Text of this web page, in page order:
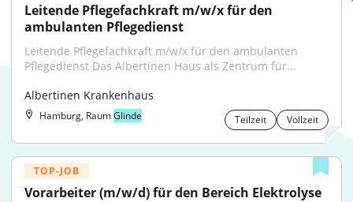
Leitende Pflegefachkraft m/w/x für den
ambulanten Pflegedienst
Leitende Pflegefachkraft m/w/x für den ambulanten
Pflegedienst Das Albertinen Haus als Zentrum für...
Albertinen Krankenhaus
Hamburg, RaumGlinde Teilzeit Vollzeit
TOP-JOB
Vorarbeiter (m/w/d) für den Bereich Elektrolyse